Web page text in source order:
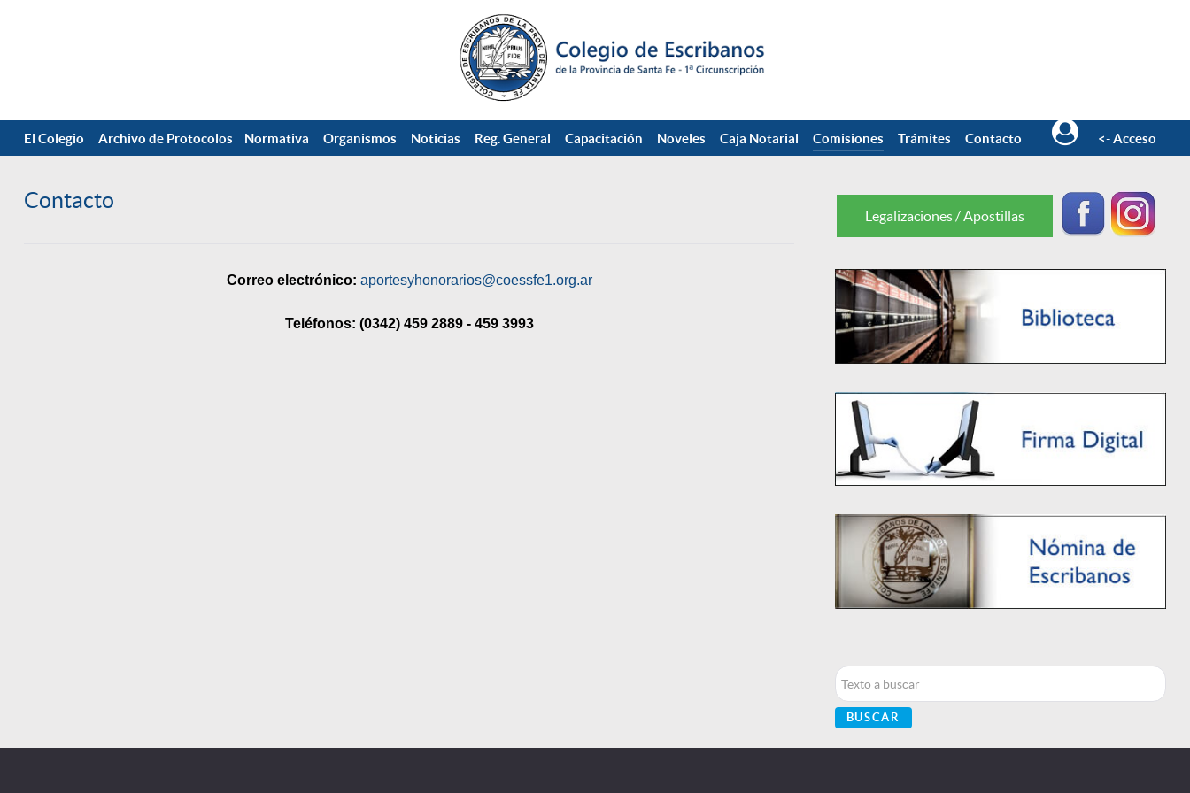
El Colegio Archivo de Protocolos Normativa Organismos Noticias Reg. General Capacitación Noveles Caja Notarial Comisiones Trámites Contacto <- Acceso
Contacto
Correo electrónico: aportesyhonorarios@coessfe1.org.ar
Teléfonos: (0342) 459 2889 - 459 3993
Buscar...
BUSCAR